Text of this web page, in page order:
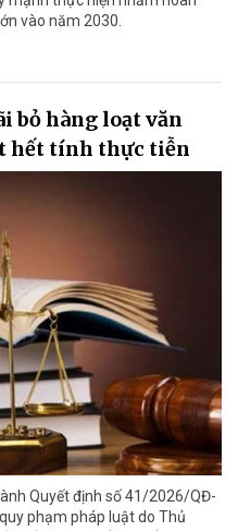
vào năm 2030.
bỏ hàng loạt văn
hết tính thực tiễn
Quyết định số 41/2026/QĐ-
phạm pháp luật do Thủ